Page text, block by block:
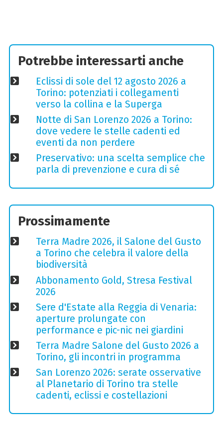
Potrebbe interessarti anche
Eclissi di sole del 12 agosto 2026 a
Torino: potenziati i collegamenti
verso la collina e la Superga
Notte di San Lorenzo 2026 a Torino:
dove vedere le stelle cadenti ed
eventi da non perdere
Preservativo: una scelta semplice che
parla di prevenzione e cura di sé
Prossimamente
Terra Madre 2026, il Salone del Gusto
a Torino che celebra il valore della
biodiversità
Abbonamento Gold, Stresa Festival
2026
Sere d'Estate alla Reggia di Venaria:
aperture prolungate con
performance e pic-nic nei giardini
Terra Madre Salone del Gusto 2026 a
Torino, gli incontri in programma
San Lorenzo 2026: serate osservative
al Planetario di Torino tra stelle
cadenti, eclissi e costellazioni